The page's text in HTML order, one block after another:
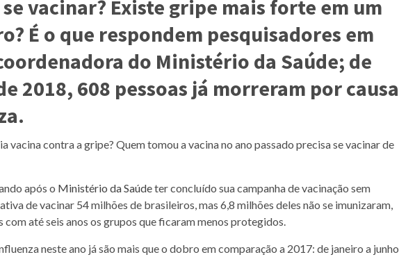
vacinar? Existe gripe mais forte em um
É o que respondem pesquisadores em
do Ministério da Saúde; de
2018, 608 pessoas já morreram por causa
vacina contra a gripe? Quem tomou a vacina no ano passado precisa se vacinar de
após o Ministério da Saúdeter concluído sua campanha de vacinação sem
de vacinar 54 milhões de brasileiros, mas 6,8 milhões deles não se imunizaram,
com até seis anos os grupos que ficaram menos protegidos.
neste ano já são mais que o dobro em comparação a 2017: de janeiro a junho